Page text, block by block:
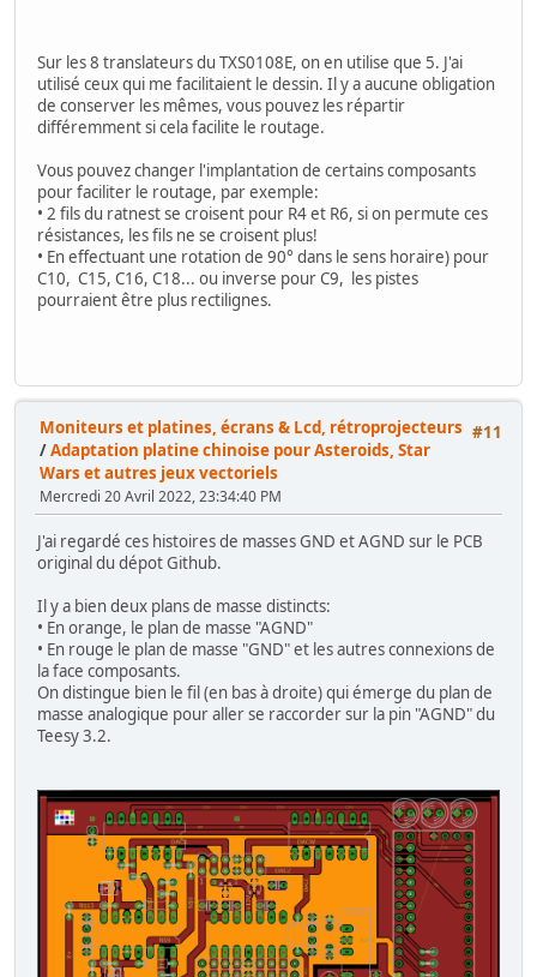
Sur les 8 translateurs du TXS0108E, on en utilise que 5. J'ai
utilisé ceux qui me facilitaient le dessin. Il y a aucune obligation
de conserver les mêmes, vous pouvez les répartir
différemment si cela facilite le routage.
Vous pouvez changer l'implantation de certains composants
pour faciliter le routage, par exemple:
• 2 fils du ratnest se croisent pour R4 et R6, si on permute ces
résistances, les fils ne se croisent plus!
• En effectuant une rotation de 90° dans le sens horaire) pour
C10, C15, C16, C18... ou inverse pour C9, les pistes
pourraient être plus rectilignes.
#11
Moniteurs et platines, écrans & Lcd, rétroprojecteurs
/Adaptation platine chinoise pour Asteroids, Star
Wars et autres jeux vectoriels
Mercredi 20 Avril 2022, 23:34:40 PM
J'ai regardé ces histoires de masses GND et AGND sur le PCB
original du dépot Github.
Il y a bien deux plans de masse distincts:
• En orange, le plan de masse "AGND"
• En rouge le plan de masse "GND" et les autres connexions de
la face composants.
On distingue bien le fil (en bas à droite) qui émerge du plan de
masse analogique pour aller se raccorder sur la pin "AGND" du
Teesy 3.2.